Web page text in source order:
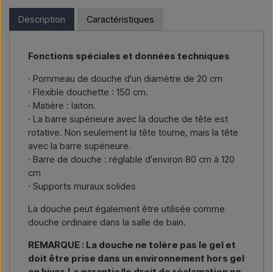
Vous souhaitez un
plus importante, contactez-nous – réponse rapide.
commander directement sur le webshop. En revanche, vous
pouvez nous contacter et recevoir un prix avec la livraison et,
Il vous suffit d’indiquer l’article qui vous intéresse (référence ou
livraison, et vous recevrez une offre.
Nous écrire →
Description Caractéristiques
Fonctions spéciales et données techniques
· Pommeau de douche d'un diamètre de 20 cm
· Flexible douchette : 150 cm.
· Matière : laiton.
· La barre supérieure avec la douche de tête est
rotative. Non seulement la tête tourne, mais la tête
avec la barre supérieure.
· Barre de douche : réglable d'environ 80 cm à 120
cm
· Supports muraux solides
La douche peut également être utilisée comme
douche ordinaire dans la salle de bain.
REMARQUE : La douche ne tolère pas le gel et
doit être prise dans un environnement hors gel